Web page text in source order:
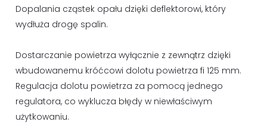
Dopalania cząstek opału dzięki deflektorowi, który
wydłuża drogę spalin.
Dostarczanie powietrza wyłącznie z zewnątrz dzięki
wbudowanemu króćcowi dolotu powietrza fi 125 mm.
Regulacja dolotu powietrza za pomocą jednego
regulatora, co wyklucza błędy w niewłaściwym
użytkowaniu.